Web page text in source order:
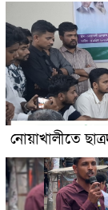
নোয়াখালীতে